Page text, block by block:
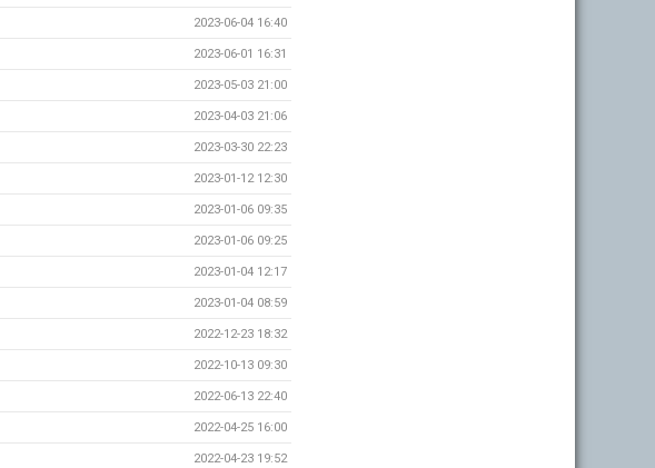
2023-06-04 16:40
2023-06-01 16:31
2023-05-03 21:00
2023-04-03 21:06
2023-03-30 22:23
2023-01-12 12:30
2023-01-06 09:35
2023-01-06 09:25
2023-01-04 12:17
2023-01-04 08:59
2022-12-23 18:32
2022-10-13 09:30
2022-06-13 22:40
2022-04-25 16:00
2022-04-23 19:52